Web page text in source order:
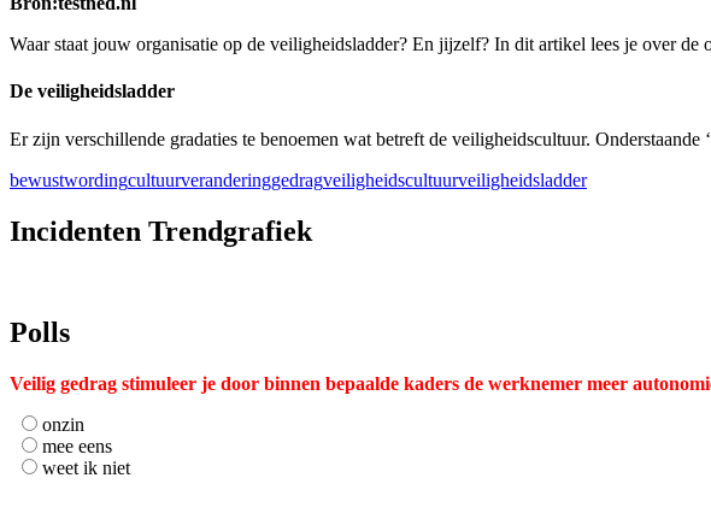
op
het
geselecteerde
zoekresultaat
te
gaan.
Als
touch-
Waar staat jouw organisatie op de veiligheidsladder? En jijzelf? In dit artikel lees je over
De veiligheidsladder
Er zijn verschillende gradaties te benoemen wat betreft de veiligheidscultuur. Onderstaande
bewustwordingcultuurveranderinggedragveiligheidscultuurveiligheidsladder
Incidenten Trendgrafiek
Polls
Veilig gedrag stimuleer je door binnen bepaalde kaders de werknemer meer
onzin
mee eens
weet ik niet